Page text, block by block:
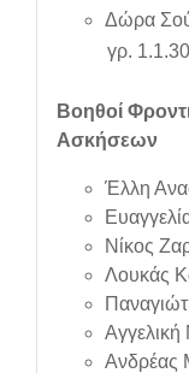
Δώρα
γρ. 1.1.30
Βοηθοί
Ασκήσεων
Έλλη
Νίκος
Λουκάς
Ανδρέας